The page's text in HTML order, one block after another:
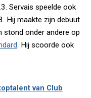
Servais speelde ook
Hij maakte zijn debuut
stond onder andere op
. Hij scoorde ook
van Club